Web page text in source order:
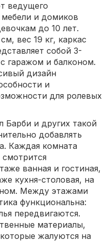
ведущего
мебели и домиков
до 10 лет.
вес 19 кг, каркас
собой 3-
гаражом и балконом.
дизайн
и
для ролевых
Барби и других такой
добавлять
Каждая комната
ванная и гостиная,
кухня-столовая, на
Между этажами
функциональна:
передвигаются.
материалы,
жалуются на